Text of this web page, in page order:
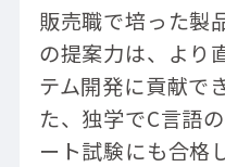
販売職で培った製
の提案力は、より
テム開発に貢献で
た、独学でC言語
ート試験にも合格